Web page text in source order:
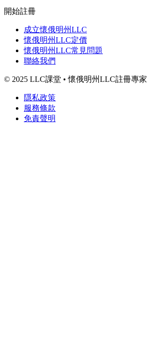
開始註冊
成立懷俄明州LLC
懷俄明州LLC定價
懷俄明州LLC常見問題
聯絡我們
© 2025 LLC課堂 • 懷俄明州LLC註冊專家
隱私政策
服務條款
免責聲明